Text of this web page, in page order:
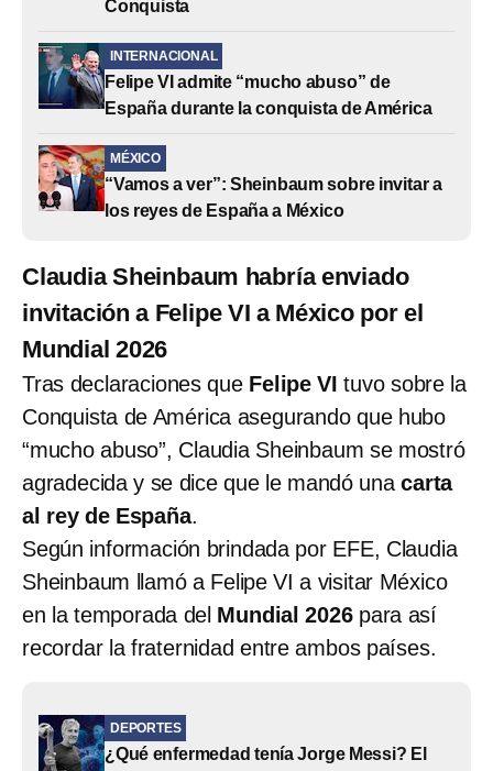
Conquista
INTERNACIONAL
Felipe VI admite “mucho abuso” de
España durante la conquista de América
MÉXICO
“Vamos a ver”: Sheinbaum sobre invitar a
los reyes de España a México
Claudia Sheinbaum habría enviado
invitación a Felipe VI a México por el
Mundial 2026
Tras declaraciones que Felipe VI tuvo sobre la
Conquista de América asegurando que hubo
“mucho abuso”, Claudia Sheinbaum se mostró
agradecida y se dice que le mandó unacarta
al rey de España.
Según información brindada por EFE, Claudia
Sheinbaum llamó a Felipe VI a visitar México
en la temporada del Mundial 2026para así
recordar la fraternidad entre ambos países.
DEPORTES
¿Qué enfermedad tenía Jorge Messi? El